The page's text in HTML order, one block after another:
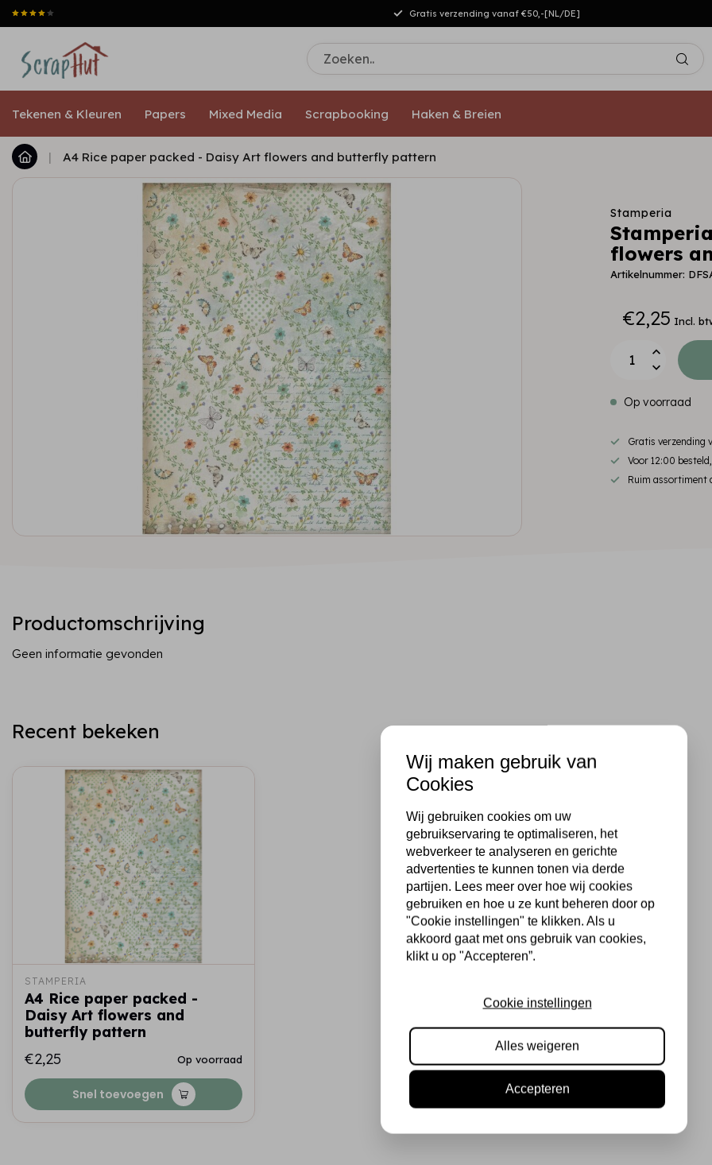
Gratis verzending vanaf €50,-[NL/DE]
Tekenen & Kleuren Papers Mixed Media Scrapbooking Haken & Breien
| A4 Rice paper packed - Daisy Art flowers and butterfly pattern
Stamperia
flowers
Artikelnummer:
€2,25 Incl.
Op voorraad
Gratis
Voor 12:00
Ruim assortiment
Productomschrijving
Geen informatie gevonden
Recent bekeken
STAMPERIA
A4 Rice paper packed -
Daisy Art flowers and
butterfly pattern
€2,25
Op voorraad
Snel toevoegen
Wij maken gebruik van
Cookies
Wij gebruiken cookies om uw
gebruikservaring te optimaliseren, het
webverkeer te analyseren en gerichte
advertenties te kunnen tonen via derde
partijen. Lees meer over hoe wij cookies
gebruiken en hoe u ze kunt beheren door op
"Cookie instellingen" te klikken. Als u
akkoord gaat met ons gebruik van cookies,
klikt u op "Accepteren”.
Cookie instellingen
Alles weigeren
Accepteren